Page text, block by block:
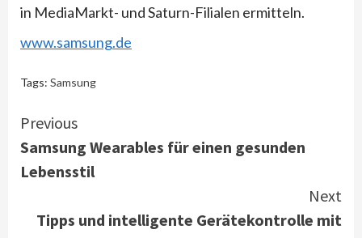
in MediaMarkt- und Saturn-Filialen ermitteln.
www.samsung.de
Tags: Samsung
Continue
Reading
Previous
Samsung Wearables für einen gesunden
Lebensstil
Next
Tipps und intelligente Gerätekontrolle mit